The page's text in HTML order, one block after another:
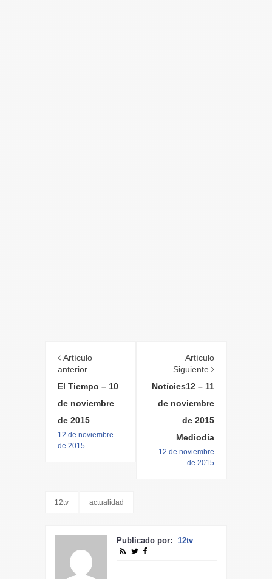
Artículo
anterior
El Tiempo – 10
de noviembre
de 2015
12 de noviembre
de 2015
Artículo
Siguiente
Notícies12 – 11
de noviembre
de 2015
Mediodía
12 de noviembre
de 2015
12tv actualidad
Publicado por: 12tv